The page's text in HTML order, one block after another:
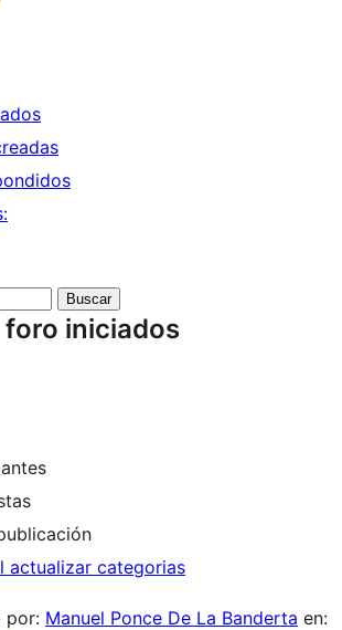
foro iniciados
actualizar categorias
por: Manuel Ponce De La Banderta en: